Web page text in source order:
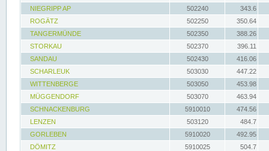
NIEGRIPP AP
502240
343.6
ROGÄTZ
502250
350.64
TANGERMÜNDE
502350
388.26
STORKAU
502370
396.11
SANDAU
502430
416.06
SCHARLEUK
503030
447.22
WITTENBERGE
503050
453.98
MÜGGENDORF
503070
463.94
SCHNACKENBURG
5910010
474.56
LENZEN
503120
484.7
GORLEBEN
5910020
492.95
DÖMITZ
5910025
504.7